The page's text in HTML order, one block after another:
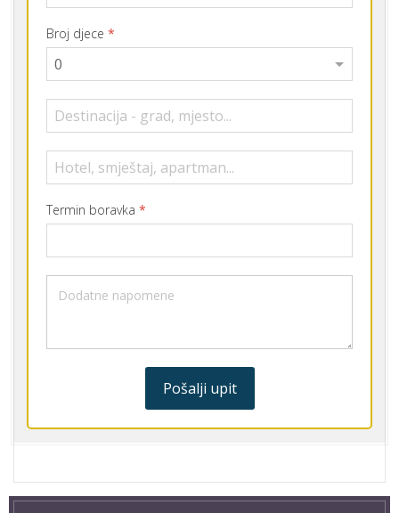
Broj djece *
Termin boravka *
Pošalji upit